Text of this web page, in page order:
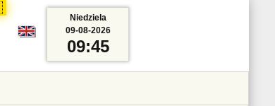
Niedziela
09-08-2026
09:45